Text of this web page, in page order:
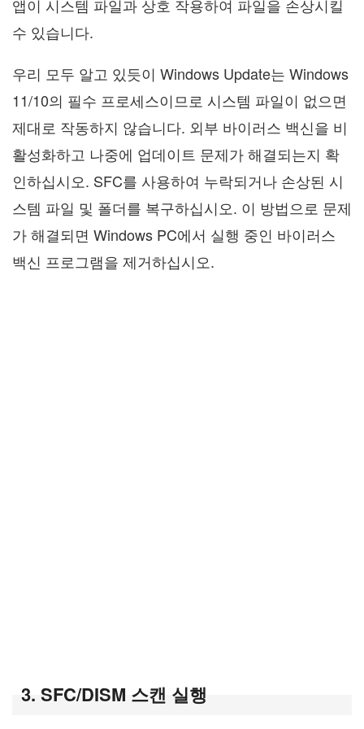
앱이 시스템 파일과 상호 작용하여 파일을 손상시킬
수 있습니다.
우리 모두 알고 있듯이 Windows Update는 Windows
11/10의 필수 프로세스이므로 시스템 파일이 없으면
제대로 작동하지 않습니다. 외부 바이러스 백신을 비
활성화하고 나중에 업데이트 문제가 해결되는지 확
인하십시오. SFC를 사용하여 누락되거나 손상된 시
스템 파일 및 폴더를 복구하십시오. 이 방법으로 문제
가 해결되면 Windows PC에서 실행 중인 바이러스
백신 프로그램을 제거하십시오.
3. SFC/DISM 스캔 실행